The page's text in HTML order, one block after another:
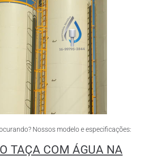
Nossos modelo e especificações:
TAÇA COM ÁGUA NA